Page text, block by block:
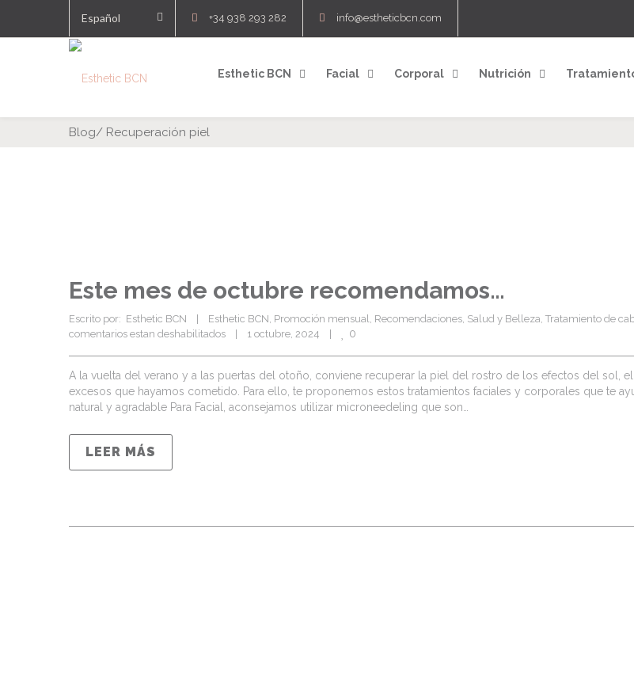
Español +34 938 293 282 info@estheticbcn.com
Esthetic BCN Facial Corporal Nutrición
Blog/ Recuperación piel
Este mes de octubre recomendamos…
Escrito por:  Esthetic BCN    | Esthetic BCN, Promoción mensual, Recomendaciones, Salud y Belleza, Tratamiento de
comentarios estan deshabilitados
    |    1 octubre, 2024    |
0
A la vuelta del verano y a las puertas del otoño, conviene recuperar la piel del rostro de los efectos del sol,
excesos que hayamos cometido. Para ello, te proponemos estos tratamientos faciales y corporales que te
natural y agradable Para Facial, aconsejamos utilizar microneedeling que son…
LEER MÁS